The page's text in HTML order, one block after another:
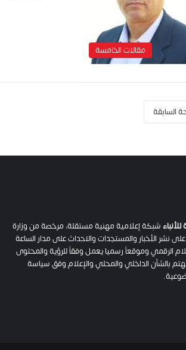
مقالات الخامسة
السابقة
شبكة إعلامية مهنية مستقلة، مرخصة من وزارة
نشر الأخبار والمستجدات والاحداث على مدار الساعة
الرقمي وموقعاً رسميا يعمل وفقاً للرؤية والمحتوى
بالشأن الداخلي والمحلي والإعلام وفق سياسة